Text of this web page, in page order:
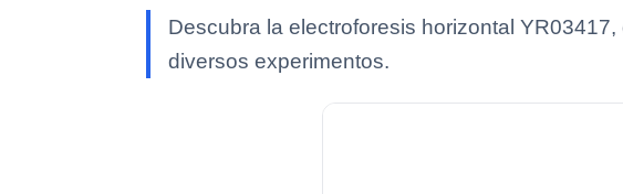
Descubra la electroforesis horizontal
diversos experimentos.